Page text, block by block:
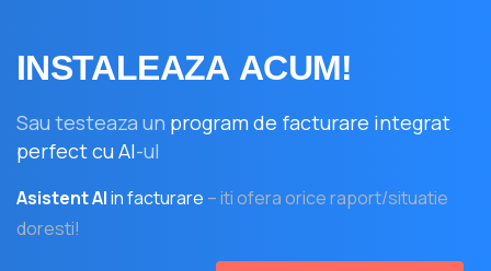
INSTALEAZA ACUM!
Sau testeaza un program de facturare integrat
perfect cu AI-ul
Asistent AIin facturare – iti ofera orice raport/situatie
doresti!